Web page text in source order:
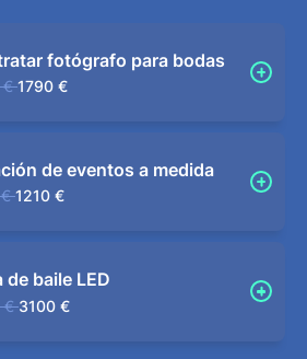
fotógrafo para bodas
€ 1790 €
de eventos a medida
1210 €
de baile LED
€ 3100 €